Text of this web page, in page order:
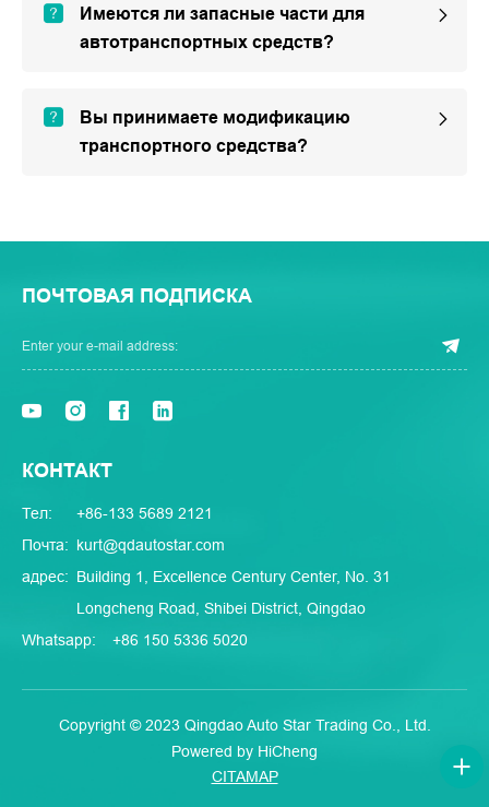
Имеются ли запасные части для
автотранспортных средств?
Вы принимаете модификацию
транспортного средства?
ПОЧТОВАЯ ПОДПИСКА
КОНТАКТ
Тел:
+86-133 5689 2121
Почта: kurt@qdautostar.com
адрес: Building 1, Excellence Century Center, No. 31
Longcheng Road, Shibei District, Qingdao
Whatsapp:
+86 150 5336 5020
Copyright © 2023 Qingdao Auto Star Trading Co., Ltd.
Powered by HiCheng
CITAMAP